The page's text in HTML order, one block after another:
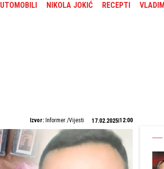
NIKOLA JOKIĆ RECEPTI
Izvor: Informer /Vijesti 17.02.2025 12:00